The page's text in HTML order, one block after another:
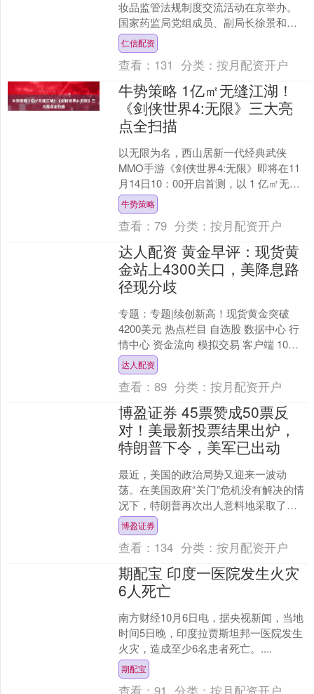
妆品监管法规制度交流活动在京举办。
国家药监局党组成员、副局长徐景和出
席交流活动。会上，日本化妆品工业
会、日本商会化妆品联络....
仁信配资
查看： 131 分类：按月配资开户
牛势策略 1亿㎡无缝江湖！
《剑侠世界4:无限》三大亮
点全扫描
以无限为名，西山居新一代经典武侠
MMO手游《剑侠世界4:无限》即将在11
月14日10：00开启首测，以 1 亿㎡无缝
江湖为核心技术突破，构建了一个广袤
无边、所见....
牛势策略
查看：79 分类：按月配资开户
达人配资 黄金早评：现货黄
金站上4300关口，美降息路
径现分歧
专题：专题|续创新高！现货黄金突破
4200美元 热点栏目 自选股 数据中心 行
情中心 资金流向 模拟交易 客户端 10月
17日，隔夜市场黄金波动加剧，伦敦现
货黄....
达人配资
查看：89 分类：按月配资开户
博盈证券 45票赞成50票反
对！美最新投票结果出炉，
特朗普下令，美军已出动
最近，美国的政治局势又迎来一波动
荡。在美国政府“关门”危机没有解决的情
况下，特朗普再次出人意料地采取了行
动。这次，他决定出动美军，这一举动
无疑加剧了局势的紧张。....
博盈证券
查看： 134 分类：按月配资开户
期配宝 印度一医院发生火灾
6人死亡
南方财经10月6日电，据央视新闻，当地
时间5日晚，印度拉贾斯坦邦一医院发生
火灾，造成至少6名患者死亡。....
期配宝